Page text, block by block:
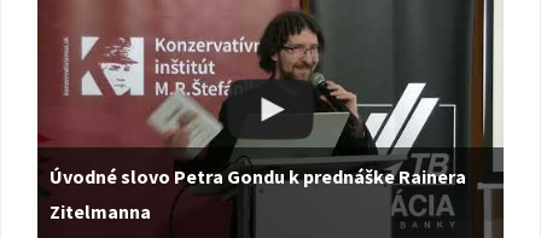
Úvodné slovo Petra Gondu k prednáške Rainera
Zitelmanna